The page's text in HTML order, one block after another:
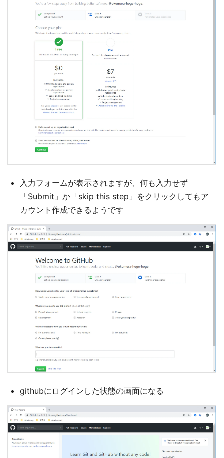
入力フォームが表示されますが、何も入力せず
「Submit」か「skip this step」をクリックしてもア
カウント作成できるようです
githubにログインした状態の画面になる